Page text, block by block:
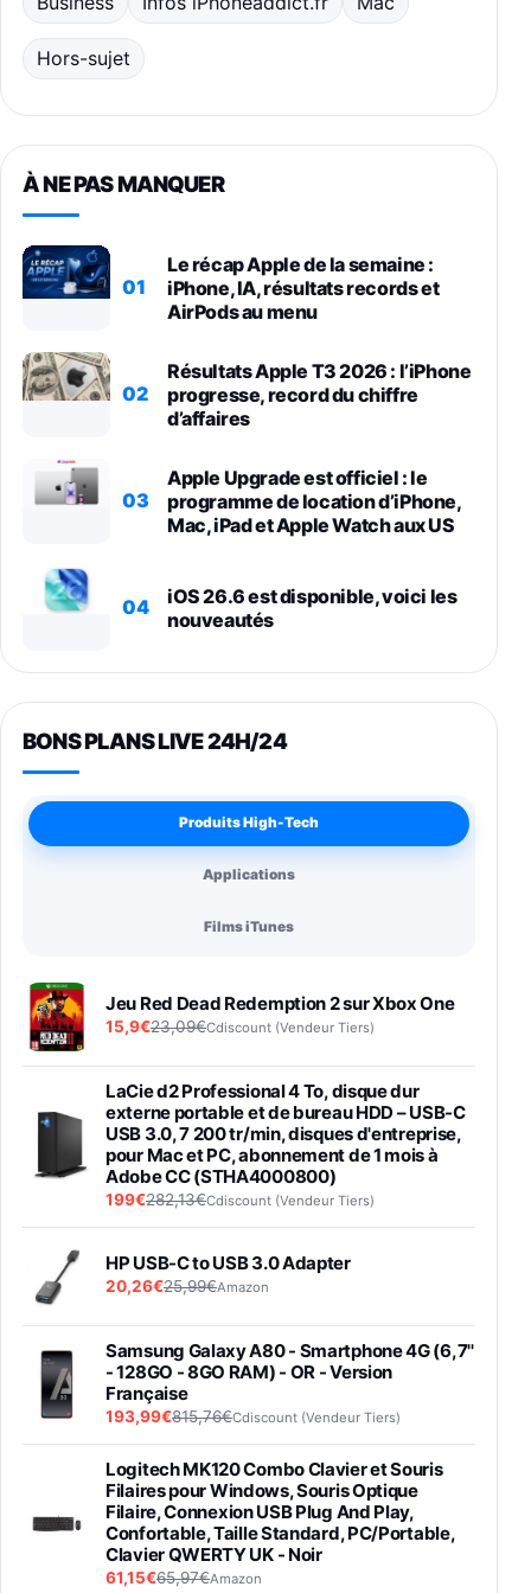
Hors-sujet
À NE PAS MANQUER
01
Le récap Apple de la semaine :
iPhone, IA, résultats records et
AirPods au menu
02
Résultats Apple T3 2026 : l’iPhone
progresse, record du chiffre
d’affaires
03
Apple Upgrade est officiel : le
programme de location d’iPhone,
Mac, iPad et Apple Watch aux US
04
iOS 26.6 est disponible, voici les
nouveautés
BONS PLANS LIVE 24H/24
Produits High-Tech
Applications
Films iTunes
Jeu Red Dead Redemption 2 sur Xbox One
15,9€23,09€Cdiscount (Vendeur Tiers)
LaCie d2 Professional 4 To, disque dur
externe portable et de bureau HDD – USB-C
USB 3.0, 7 200 tr/min, disques d'entreprise,
pour Mac et PC, abonnement de 1 mois à
Adobe CC (STHA4000800)
199€282,13€Cdiscount (Vendeur Tiers)
HP USB-C to USB 3.0 Adapter
20,26€25,99€Amazon
Samsung Galaxy A80 - Smartphone 4G (6,7''
- 128GO - 8GO RAM) - OR - Version
Française
193,99€815,76€Cdiscount (Vendeur Tiers)
Logitech MK120 Combo Clavier et Souris
Filaires pour Windows, Souris Optique
Filaire, Connexion USB Plug And Play,
Confortable, Taille Standard, PC/Portable,
Clavier QWERTY UK - Noir
61,15€65,97€Amazon